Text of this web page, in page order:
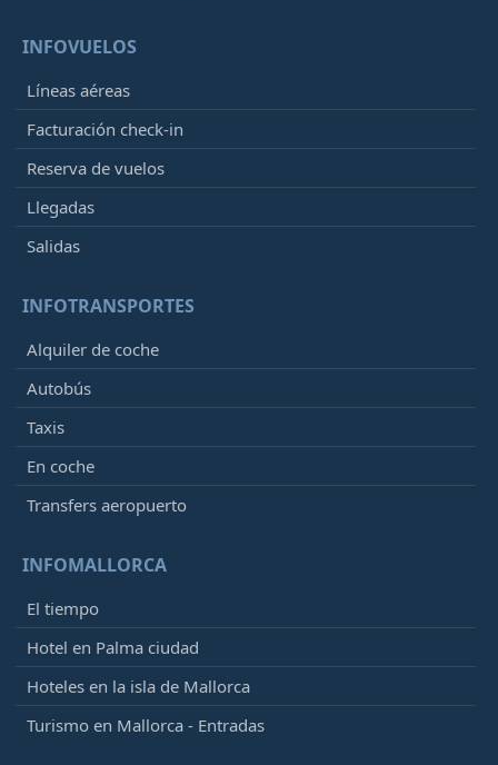
INFOVUELOS
Líneas aéreas
Facturación check-in
Reserva de vuelos
Llegadas
Salidas
INFOTRANSPORTES
Alquiler de coche
Autobús
Taxis
En coche
Transfers aeropuerto
INFOMALLORCA
El tiempo
Hotel en Palma ciudad
Hoteles en la isla de Mallorca
Turismo en Mallorca - Entradas